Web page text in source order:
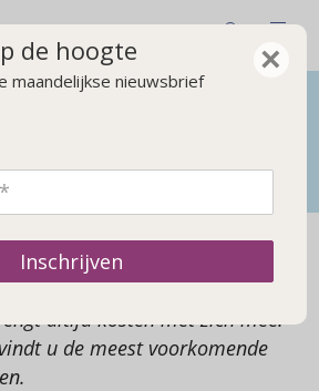
na een overlijden en wat gebeurt er
overlijden
altijd kosten met zich mee.
u de meest voorkomende
×
de hoogte
maandelijkse nieuwsbrief
Inschrijven